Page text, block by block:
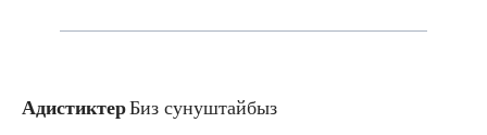
АдистиктерБиз сунуштайбыз